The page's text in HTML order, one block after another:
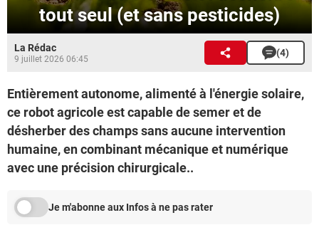
tout seul (et sans pesticides)
La Rédac
9 juillet 2026 06:45
(4)
Entièrement autonome, alimenté à l'énergie solaire,
ce robot agricole est capable de semer et de
désherber des champs sans aucune intervention
humaine, en combinant mécanique et numérique
avec une précision chirurgicale..
Je m'abonne aux Infos à ne pas rater